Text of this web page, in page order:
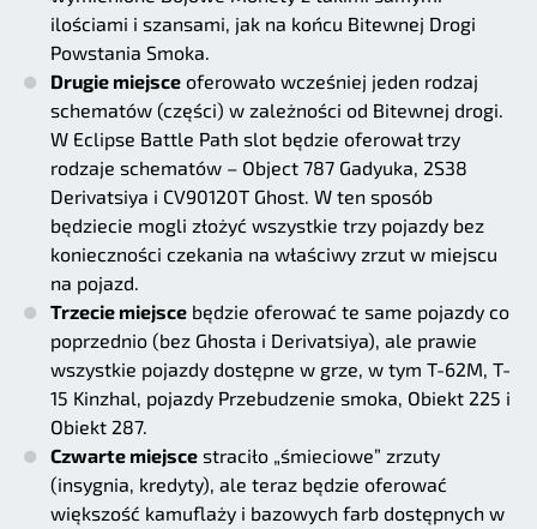
ilościami i szansami, jak na końcu Bitewnej Drogi
Powstania Smoka.
Drugie miejsce oferowało wcześniej jeden rodzaj
schematów (części) w zależności od Bitewnej drogi.
W Eclipse Battle Path slot będzie oferował trzy
rodzaje schematów – Object 787 Gadyuka, 2S38
Derivatsiya i CV90120T Ghost. W ten sposób
będziecie mogli złożyć wszystkie trzy pojazdy bez
konieczności czekania na właściwy zrzut w miejscu
na pojazd.
Trzecie miejsce będzie oferować te same pojazdy co
poprzednio (bez Ghosta i Derivatsiya), ale prawie
wszystkie pojazdy dostępne w grze, w tym T-62M, T-
15 Kinzhal, pojazdy Przebudzenie smoka, Obiekt 225 i
Obiekt 287.
Czwarte miejsce straciło „śmieciowe” zrzuty
(insygnia, kredyty), ale teraz będzie oferować
większość kamuflaży i bazowych farb dostępnych w